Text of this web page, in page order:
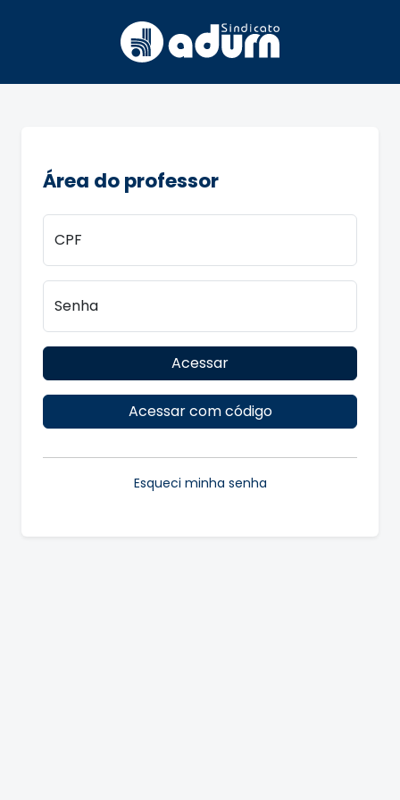
Área do professor
CPF
Senha
Acessar
Acessar com código
Esqueci minha senha